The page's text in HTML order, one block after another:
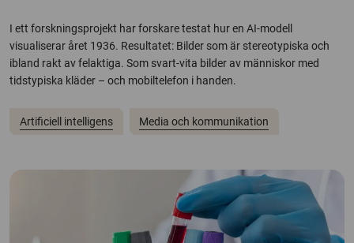
I ett forskningsprojekt har forskare testat hur en AI-modell
visualiserar året 1936. Resultatet: Bilder som är stereotypiska och
ibland rakt av felaktiga. Som svart-vita bilder av människor med
tidstypiska kläder – och mobiltelefon i handen.
Artificiell intelligens Media och kommunikation